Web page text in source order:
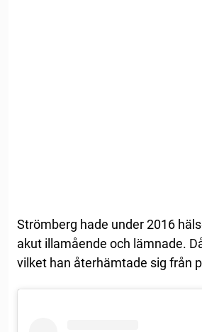
Strömberg hade under 2016
akut illamående och lämnade.
vilket han återhämtade sig från